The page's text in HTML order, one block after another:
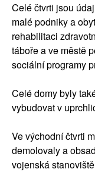
Celé čtvrti jsou
malé podniky a
rehabilitaci
táboře a ve městě
sociální programy
Celé domy byly
vybudovat v
Ve východní čtvrti
demolovaly a
vojenská